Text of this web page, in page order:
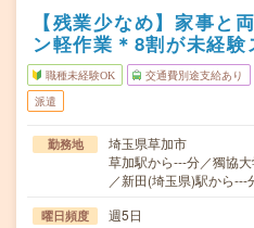
【残業少なめ】家事と
ン軽作業＊8割が未経験
職種未経験OK 交通費別途支給あり
派遣
勤務地
埼玉県草加市
草加駅から---分／獨協
／新田(埼玉県)駅から---
曜日頻度 週5日